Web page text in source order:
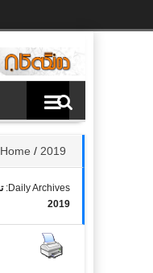
Home / 2019
Daily Archives:
2019